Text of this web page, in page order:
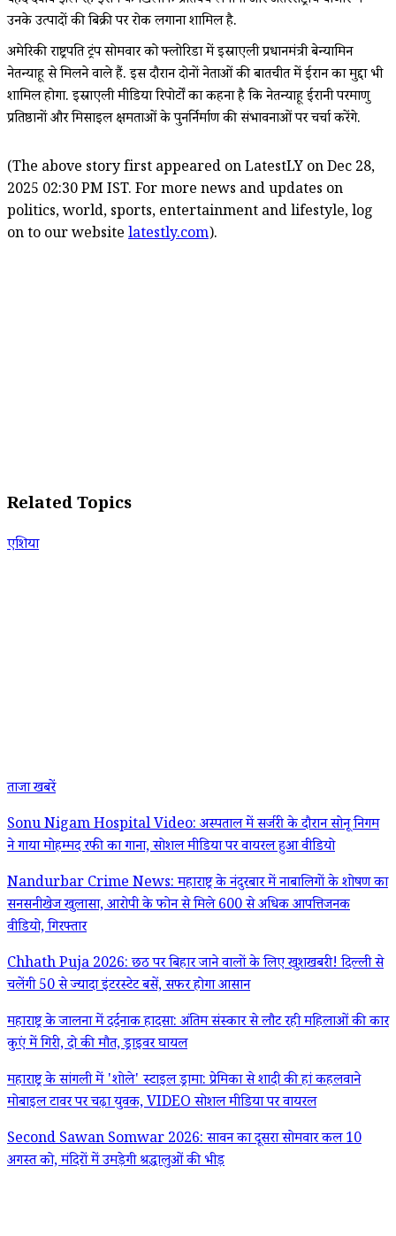
उनके उत्पादों की बिक्री पर रोक लगाना शामिल है.
अमेरिकी राष्ट्रपति ट्रंप सोमवार को फ्लोरिडा में इस्राएली प्रधानमंत्री बेन्यामिन
नेतन्याहू से मिलने वाले हैं. इस दौरान दोनों नेताओं की बातचीत में ईरान का मुद्दा भी
शामिल होगा. इस्राएली मीडिया रिपोर्टों का कहना है कि नेतन्याहू ईरानी परमाणु
प्रतिष्ठानों और मिसाइल क्षमताओं के पुनर्निर्माण की संभावनाओं पर चर्चा करेंगे.
(The above story first appeared on LatestLY on Dec 28,
2025 02:30 PM IST. For more news and updates on
politics, world, sports, entertainment and lifestyle, log
on to our website latestly.com).
Related Topics
एशिया
ताजा खबरें
Sonu Nigam Hospital Video: अस्पताल में सर्जरी के दौरान सोनू निगम
ने गाया मोहम्मद रफी का गाना, सोशल मीडिया पर वायरल हुआ वीडियो
Nandurbar Crime News: महाराष्ट्र के नंदुरबार में नाबालिगों के शोषण का
सनसनीखेज खुलासा, आरोपी के फोन से मिले 600 से अधिक आपत्तिजनक
वीडियो, गिरफ्तार
Chhath Puja 2026: छठ पर बिहार जाने वालों के लिए खुशखबरी! दिल्ली से
चलेंगी 50 से ज्यादा इंटरस्टेट बसें, सफर होगा आसान
महाराष्ट्र के जालना में दर्दनाक हादसा: अंतिम संस्कार से लौट रही महिलाओं की कार
कुएं में गिरी, दो की मौत, ड्राइवर घायल
महाराष्ट्र के सांगली में 'शोले' स्टाइल ड्रामा: प्रेमिका से शादी की हां कहलवाने
मोबाइल टावर पर चढ़ा युवक, VIDEO सोशल मीडिया पर वायरल
Second Sawan Somwar 2026: सावन का दूसरा सोमवार कल 10
अगस्त को, मंदिरों में उमड़ेगी श्रद्धालुओं की भीड़